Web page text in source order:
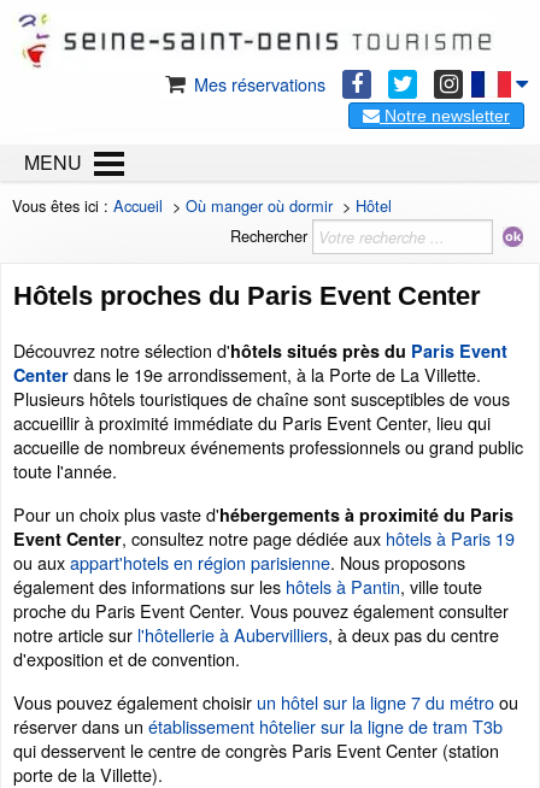
Mes réservations
Notre newsletter
MENU
Vous êtes ici : Accueil > Où manger où dormir> Hôtel
Rechercher
Hôtels proches du Paris Event Center
Découvrez notre sélection d'hôtels situés près du Paris Event
Center dans le 19e arrondissement, à la Porte de La Villette.
Plusieurs hôtels touristiques de chaîne sont susceptibles de vous
accueillir à proximité immédiate du Paris Event Center, lieu qui
accueille de nombreux événements professionnels ou grand public
toute l'année.
Pour un choix plus vaste d'hébergements à proximité du Paris
Event Center, consultez notre page dédiée aux hôtels à Paris 19
ou auxappart'hotels en région parisienne. Nous proposons
également des informations sur les hôtels à Pantin, ville toute
proche du Paris Event Center. Vous pouvez également consulter
notre article sur l'hôtellerie à Aubervilliers, à deux pas du centre
d'exposition et de convention.
Vous pouvez également choisir un hôtel sur la ligne 7 du métroou
réserver dans un établissement hôtelier sur la ligne de tram T3b
qui desservent le centre de congrès Paris Event Center (station
porte de la Villette).